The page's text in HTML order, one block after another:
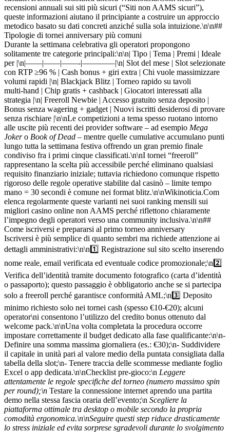
recensioni annuali sui siti più sicuri (“Siti non AAMS sicuri”),
queste informazioni aiutano il principiante a costruire un approccio
metodico basato su dati concreti anziché sulla sola intuizione.\n\n##
Tipologie di tornei anniversary più comuni
Durante la settimana celebrativa gli operatori propongono
solitamente tre categorie principali:\n\n| Tipo | Tema | Premi | Ideale
per |\n|——|——|——-|————|\n| Slot del mese | Slot selezionate
con RTP ≥96 % | Cash bonus + giri extra | Chi vuole massimizzare
volumi rapidi |\n| Blackjack Blitz | Torneo rapido su tavoli
multi‑hand | Chip gratis + cashback | Giocatori interessati alla
strategia |\n| Freeroll Newbie | Accesso gratuito senza deposito |
Bonus senza wagering + gadget | Nuovi iscritti desiderosi di provare
senza rischiare |\n\nLe competizioni a tema spesso ruotano intorno
alle uscite più recenti dei provider software – ad esempio Mega
Jokero Book of Dead – mentre quelle cumulative accumulano punti
lungo tutta la settimana festiva offrendo un gran premio finale
condiviso fra i primi cinque classificati.\n\nI tornei “freeroll”
rappresentano la scelta più accessibile perché eliminano qualsiasi
requisito finanziario iniziale; tuttavia richiedono comunque rispetto
rigoroso delle regole operative stabilite dal casinò – limite tempo
mano = 30 secondi è comune nei format blitz.\n\nWikinoticia.Com
elenca regolarmente queste varianti nei suoi ranking mensili sui
migliori casino online non AAMS perché riflettono chiaramente
l’impegno degli operatori verso una community inclusiva.\n\n##
Come iscriversi e prepararsi al primo torneo anniversary
Iscriversi è più semplice di quanto sembri ma richiede attenzione ai
dettagli amministrativi:\n\n1️⃣ Registrazione sul sito scelto inserendo
nome reale, email verificata ed eventuale codice promozionale;\n2️⃣
Verifica dell’identità tramite documento fotografico (carta d’identità
o passaporto); questo passaggio è obbligatorio anche se si partecipa
solo a freeroll perché garantisce conformità AML;\n3️⃣ Deposito
minimo richiesto solo nei tornei cash (spesso €10‑€20); alcuni
operator​​\ni consentono l’utilizzo del credito bonus ottenuto dal
welcome pack.\n\nUna volta completata la procedura occorre
impostare correttamente il budget dedicato alla fase qualificante:\n\n-
Definire una somma massima giornaliera (es.: €30);\n- Suddividere
il capitale in unità pari al valore medio della puntata consigliata dalla
tabella della slot;\n- Tenere traccia delle scommesse mediante foglio
Excel o app dedicata.\n\nChecklist pre‑gioco:\n Leggere
attentamente le regole specifiche del torneo (numero massimo spin
per round);\n Testare la connessione internet aprendo una partita
demo nella stessa fascia oraria dell’evento;\n Scegliere la
piattaforma ottimale tra desktop o mobile secondo la propria
comodità ergonomica.\n\nSeguire questi step riduce drasticamente
lo stress iniziale ed evita sorprese sgradevoli durante lo svolgimento